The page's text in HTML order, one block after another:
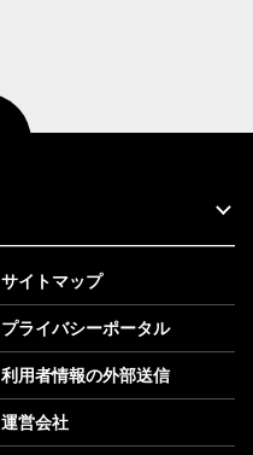
サイトマップ
プライバシーポータル
利用者情報の外部送信
運営会社